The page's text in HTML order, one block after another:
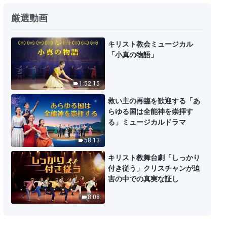
28:33
28:13
クリスチャンの証し「噂の罠を逃
れる」日本語吹き替え
26:28
クリスチャンの証し「清めへの
道」日本語吹き替え
36:25
クリスチャンの証し「裁きの光」
日本語吹き替え
厳選動画
1:52:15
キリスト教会ミュージカル
「小真の物語」
58:13
救い主の再臨を歓迎する「あ
らゆる国は全能神を崇拝す
る」ミュージカルドラマ
8:08
キリスト教舞台劇「しっかり
付き従う」クリスチャンが迫
害の中での真実な証し